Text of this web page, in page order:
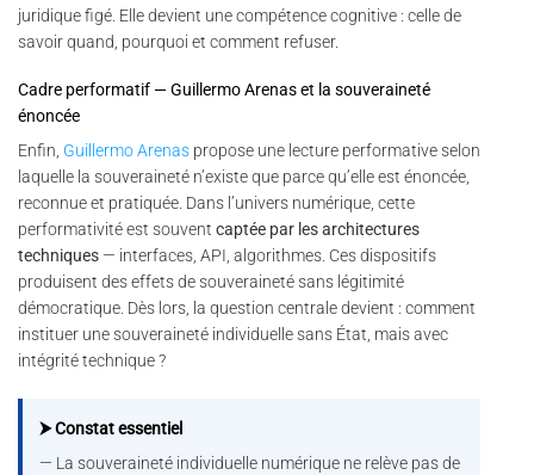
juridique figé. Elle devient une compétence cognitive : celle de
savoir quand, pourquoi et comment refuser.
Cadre performatif — Guillermo Arenas et la souveraineté
énoncée
Enfin, Guillermo Arenas propose une lecture performative selon
laquelle la souveraineté n’existe que parce qu’elle est énoncée,
reconnue et pratiquée. Dans l’univers numérique, cette
performativité est souvent captée par les architectures
techniques — interfaces, API, algorithmes. Ces dispositifs
produisent des effets de souveraineté sans légitimité
démocratique. Dès lors, la question centrale devient : comment
instituer une souveraineté individuelle sans État, mais avec
intégrité technique ?
⮞ Constat essentiel
— La souveraineté individuelle numérique ne relève pas de